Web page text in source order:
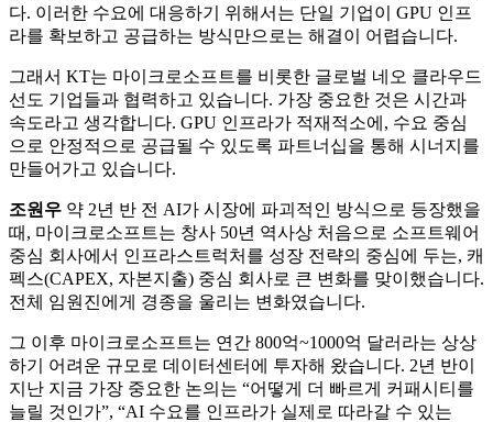
다. 이러한 수요에 대응하기 위해서는 단일 기업이 GPU 인프
라를 확보하고 공급하는 방식만으로는 해결이 어렵습니다.
그래서 KT는 마이크로소프트를 비롯한 글로벌 네오 클라우드
선도 기업들과 협력하고 있습니다. 가장 중요한 것은 시간과
속도라고 생각합니다. GPU 인프라가 적재적소에, 수요 중심
으로 안정적으로 공급될 수 있도록 파트너십을 통해 시너지를
만들어가고 있습니다.
조원우 약 2년 반 전 AI가 시장에 파괴적인 방식으로 등장했을
때, 마이크로소프트는 창사 50년 역사상 처음으로 소프트웨어
중심 회사에서 인프라스트럭처를 성장 전략의 중심에 두는, 캐
펙스(CAPEX, 자본지출) 중심 회사로 큰 변화를 맞이했습니다.
전체 임원진에게 경종을 울리는 변화였습니다.
그 이후 마이크로소프트는 연간 800억~1000억 달러라는 상상
하기 어려운 규모로 데이터센터에 투자해 왔습니다. 2년 반이
지난 지금 가장 중요한 논의는 “어떻게 더 빠르게 커패시티를
늘릴 것인가”, “AI 수요를 인프라가 실제로 따라갈 수 있는